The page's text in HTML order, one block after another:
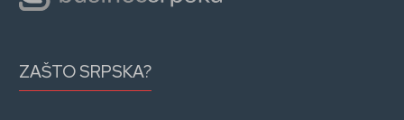
ZAŠTO SRPSKA?